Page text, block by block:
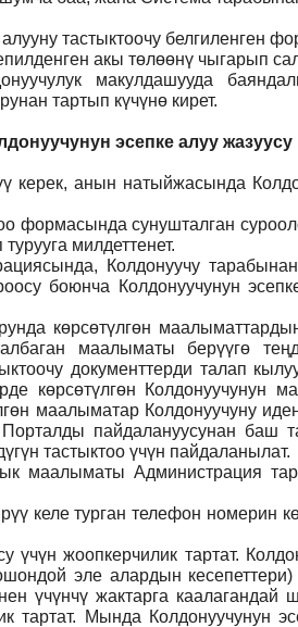
тастыктоочу белгиленген
акы төлөөнү чыгарып
макулдашууда
тартып күчүнө кирет.
эсепке алуу жазуусу
анын натыйжасында
формасында сунушталган
милдеттенет.
Колдонуучу
боюнча Колдонуучунун
көрсөтүлгөн
маалыматы берүүгө
документтерди талап
көрсөтүлгөн Колдонуучунун
маалыматар Колдонуучуну
пайдалануусунан баш
тастыктоо үчүн пайдаланылат.
маалыматы Администрация
келе турган телефон номерин
жоопкерчилик тартат.
эле алардын
үчүнчү жактарга
Мында Колдонуучунун